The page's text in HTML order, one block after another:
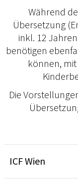
Während
Übersetzung
inkl. 12
benötigen
können,
Die
ICF Wien